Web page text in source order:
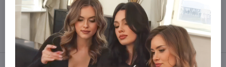
Ne habozzon kapcsolatba lépni velünk, raktárra szállítjuk az árut!
info​@everlady​.eu